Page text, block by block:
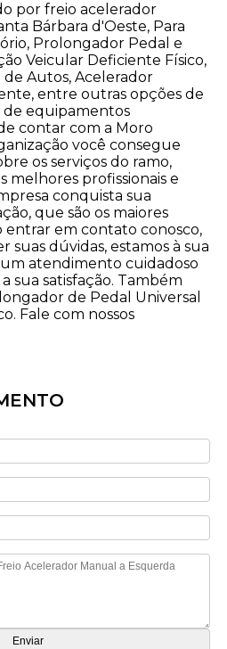
por freio acelerador
Bárbara d'Oeste, Para
Prolongador Pedal e
Veicular Deficiente Físico,
Autos, Acelerador
entre outras opções de
de equipamentos
contar com a Moro
você consegue
os serviços do ramo,
melhores profissionais e
conquista sua
que são os maiores
entrar em contato conosco,
suas dúvidas, estamos à sua
um atendimento cuidadoso
sua satisfação. Também
de Pedal Universal
Fale com nossos